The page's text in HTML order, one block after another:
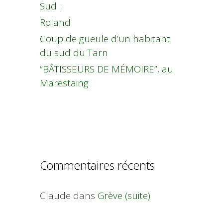
Sud :
Roland
Coup de gueule d’un habitant
du sud du Tarn
“BÂTISSEURS DE MÉMOIRE”, au
Marestaing
Commentaires récents
Claude dans Grève (suite)